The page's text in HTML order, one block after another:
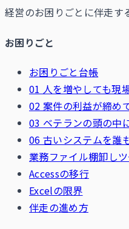
経営のお困りごとに伴走す
お困りごと
お困りごと台帳
01 人を増やしても現
02 案件の利益が締め
03 ベテランの頭の中
06 古いシステムを誰
業務ファイル棚卸し
Accessの移行
Excelの限界
伴走の進め方